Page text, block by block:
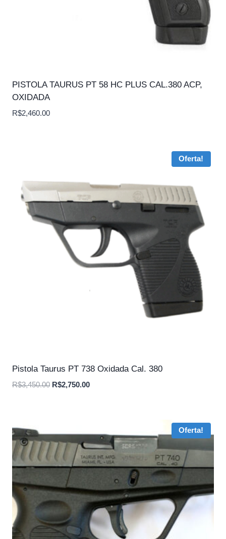
PISTOLA TAURUS PT 58 HC PLUS CAL.380 ACP,
OXIDADA
R$2,460.00
Oferta!
Pistola Taurus PT 738 Oxidada Cal. 380
R$3,450.00 O
R$2,750.00O
Oferta!